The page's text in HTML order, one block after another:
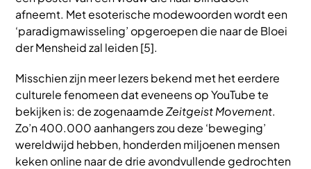
afneemt. Met esoterische modewoorden wordt een
‘paradigmawisseling’ opgeroepen die naar de Bloei
der Mensheid zal leiden [5].
Misschien zijn meer lezers bekend met het eerdere
culturele fenomeen dat eveneens op YouTube te
bekijken is: de zogenaamdeZeitgeist Movement.
Zo’n 400.000 aanhangers zou deze ‘beweging’
wereldwijd hebben, honderden miljoenen mensen
keken online naar de drie avondvullende gedrochten